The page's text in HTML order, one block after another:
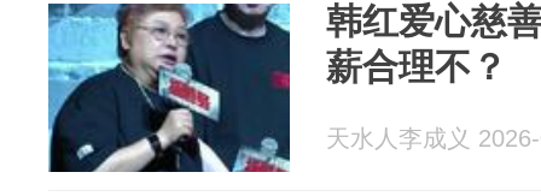
韩红爱心慈
薪合理不？
天水人李成义